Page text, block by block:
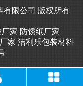
有限公司 版权所有
厂家 防锈纸厂家
家 洁利乐包装材料